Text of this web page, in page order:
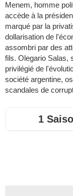
Menem, homme
accède à la
marqué par la
dollarisation de
assombri par des
fils. Olegario Salas,
privilégié de
société argentine,
scandales de
1